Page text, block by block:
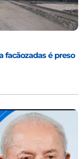
facãozadas é preso